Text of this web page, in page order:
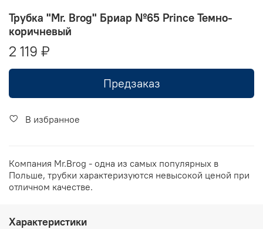
Трубка "Mr. Brog" Бриар №65 Prince Темно-
коричневый
2 119 ₽
Предзаказ
В избранное
Компания Mr.Brog - одна из самых популярных в
Польше, трубки характеризуются невысокой ценой при
отличном качестве.
Характеристики